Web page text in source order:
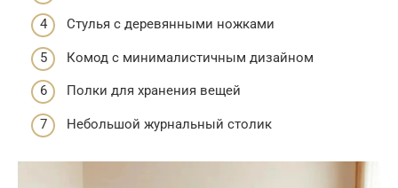
Стулья с деревянными ножками
Комод с минималистичным дизайном
Полки для хранения вещей
Небольшой журнальный столик